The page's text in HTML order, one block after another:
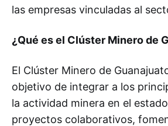
las empresas vinculadas al
¿Qué es el Clúster Minero de
El Clúster Minero de
objetivo de integrar a los
la actividad minera en el
proyectos colaborativos,